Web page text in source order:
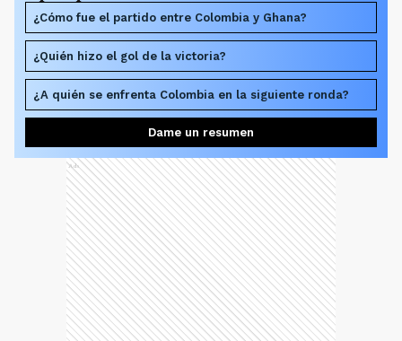
¿Cómo fue el partido entre Colombia y Ghana?
¿Quién hizo el gol de la victoria?
¿A quién se enfrenta Colombia en la siguiente ronda?
Dame un resumen
Ads